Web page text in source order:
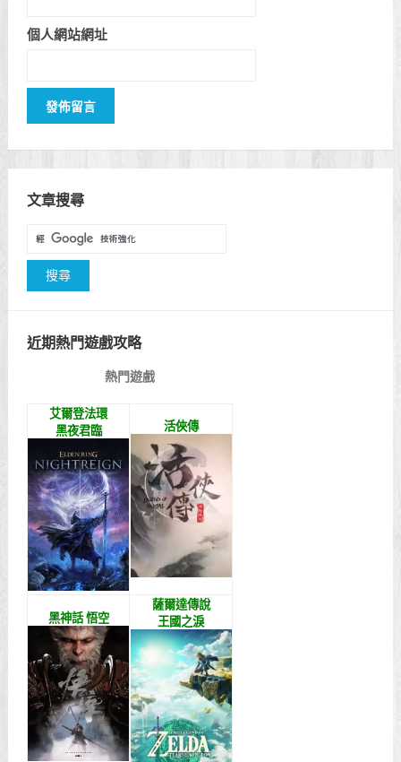
個人網站網址
文章搜尋
近期熱門遊戲攻略
熱門遊戲
艾爾登法環
黑夜君臨
活俠傳
黑神話 悟空
薩爾達傳說
王國之淚